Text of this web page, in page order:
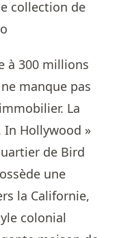
à 300 millions
manque pas
La
In Hollywood »
de Bird
une
la Californie,
colonial